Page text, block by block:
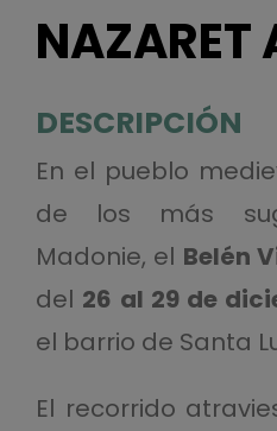
NAZARET
DESCRIPCIÓN
En el pueblo
de los más
Madonie, el Belén
del 26 al 29 de
el barrio de Santa
El recorrido